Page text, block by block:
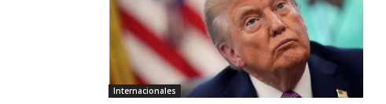
Internacionales